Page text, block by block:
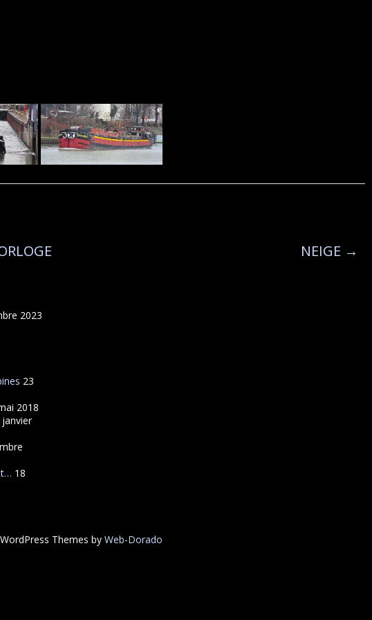
NEIGE →
2023
23
2018
janvier
18
Themes byWeb-Dorado